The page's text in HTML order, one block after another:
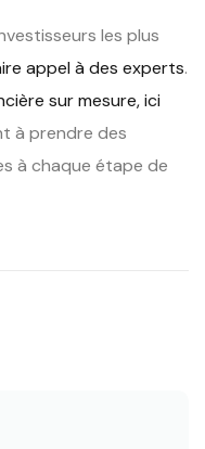
les plus
appel à des experts.
sur mesure, ici
à prendre des
à chaque étape de